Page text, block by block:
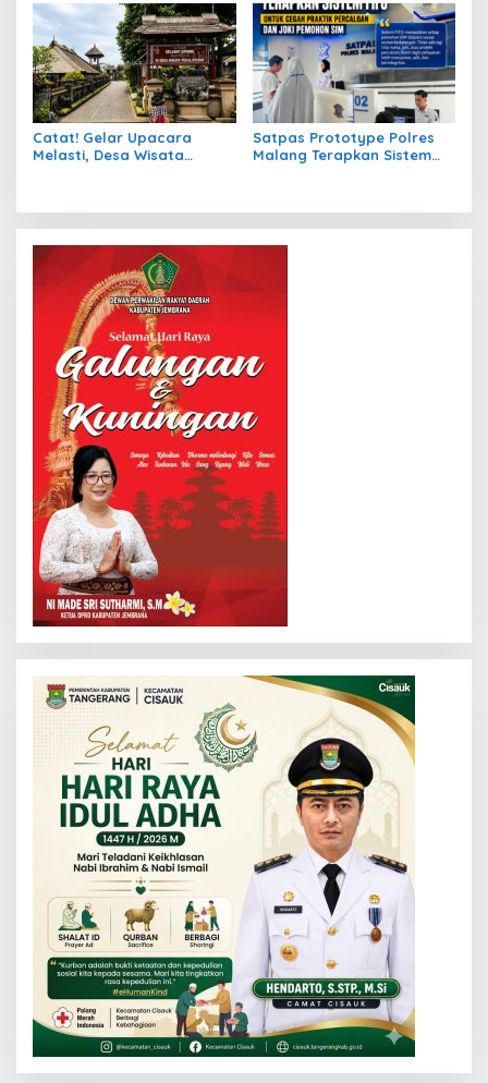
Bali Rendah Emisi
Catat! Gelar Upacara
Melasti, Desa Wisata
Satpas Prototype Polres
Malang Terapkan Sistem